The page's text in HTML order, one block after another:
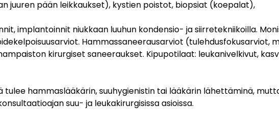
juuren pään leikkaukset), kystien poistot, biopsiat (koepalat),
implantoinnit niukkaan luuhun kondensio- ja siirretekniikoilla.
Hammassaneerausarviot (tulehdusfokusarviot,
kirurgiset saneeraukset. Kipupotilaat: leukanivelkivut,
hammaslääkärin, suuhygienistin tai lääkärin lähettäminä,
suu- ja leukakirurgisissa asioissa.